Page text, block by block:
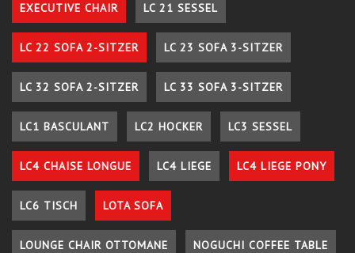
EXECUTIVE CHAIR LC 21 SESSEL
LC 22 SOFA 2-SITZER LC 23 SOFA 3-SITZER
LC 32 SOFA 2-SITZER LC 33 SOFA 3-SITZER
LC1 BASCULANT LC2 HOCKER LC3 SESSEL
LC4 CHAISE LONGUE LC4 LIEGE LC4 LIEGE PONY
LC6 TISCH LOTA SOFA
LOUNGE CHAIR OTTOMANE NOGUCHI COFFEE TABLE